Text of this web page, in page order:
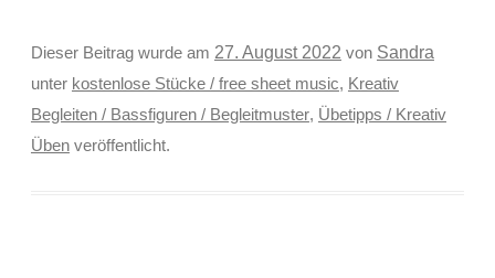
Dieser Beitrag wurde am 27. August 2022 von Sandra
unter kostenlose Stücke / free sheet music, Kreativ
Begleiten / Bassfiguren / Begleitmuster, Übetipps / Kreativ
Übenveröffentlicht.